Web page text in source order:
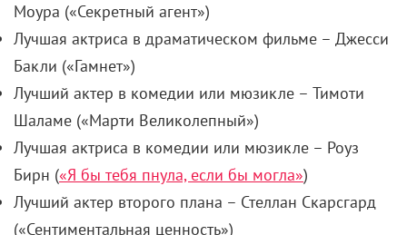
Моура («Секретный агент»)
Лучшая актриса в драматическом фильме – Джесси
Бакли («Гамнет»)
Лучший актер в комедии или мюзикле – Тимоти
Шаламе («Марти Великолепный»)
Лучшая актриса в комедии или мюзикле – Роуз
Бирн («Я бы тебя пнула, если бы могла»)
Лучший актер второго плана – Стеллан Скарсгард
(«Сентиментальная ценность»)